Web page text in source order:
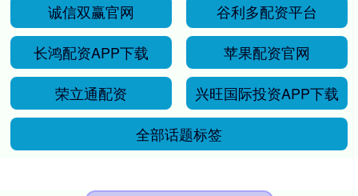
诚信双赢官网
谷利多配资平台
长鸿配资APP下载
苹果配资官网
荣立通配资
兴旺国际投资APP下载
全部话题标签